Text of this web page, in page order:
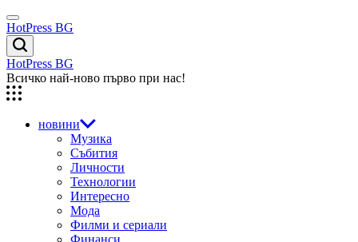
Skip
to
content
Menu
HotPress BG
Търсене
HotPress BG
Всичко най-ново първо при нас!
новини
Музика
Събития
Личности
Технологии
Интересно
Мода
Филми и сериали
Финанси